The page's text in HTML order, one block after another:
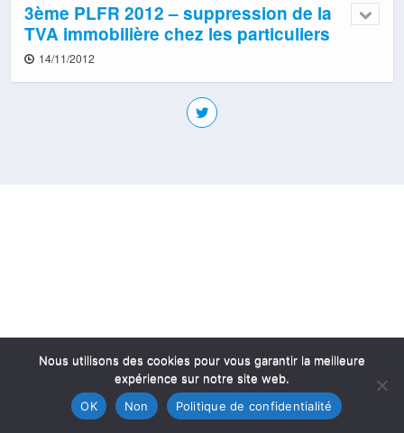
3ème PLFR 2012 – suppression de la
TVA immobilière chez les particuliers
14/11/2012
Nous utilisons des cookies pour vous garantir la meilleure
expérience sur notre site web.
OK
Non Politique de confidentialité